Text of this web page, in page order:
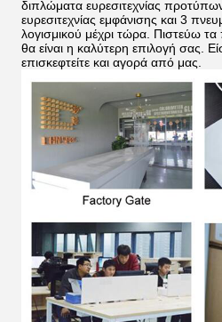
διπλώματα ευρεσιτεχνίας
ευρεσιτεχνίας εμφάνισης και 3
λογισμικού μέχρι τώρα. Πιστεύω τα
θα είναι η καλύτερη επιλογή σας.
επισκεφτείτε και αγορά από μας.